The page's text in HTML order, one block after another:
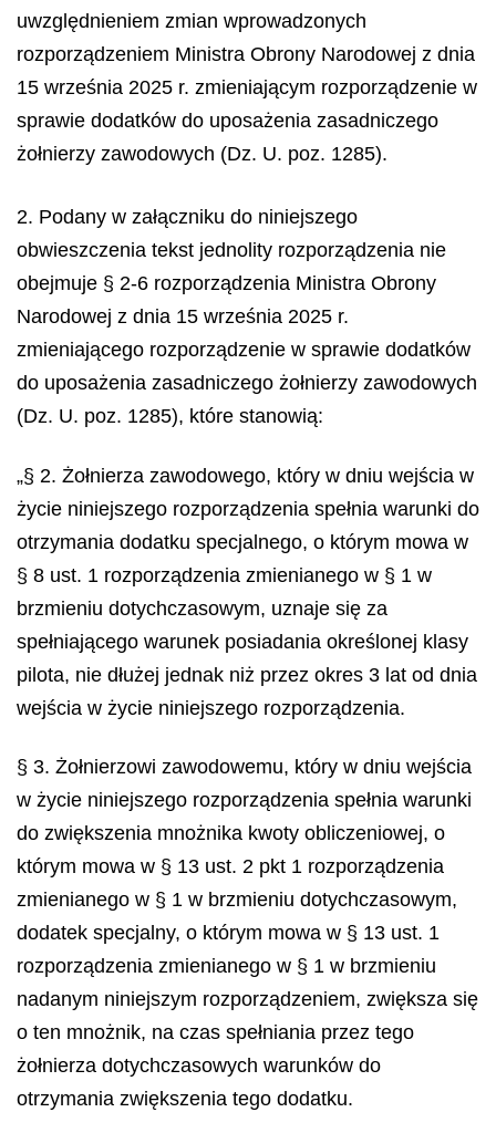
uwzględnieniem zmian wprowadzonych
rozporządzeniem Ministra Obrony Narodowej z dnia
15 września 2025 r. zmieniającym rozporządzenie w
sprawie dodatków do uposażenia zasadniczego
żołnierzy zawodowych (Dz. U. poz. 1285).
2. Podany w załączniku do niniejszego
obwieszczenia tekst jednolity rozporządzenia nie
obejmuje § 2-6 rozporządzenia Ministra Obrony
Narodowej z dnia 15 września 2025 r.
zmieniającego rozporządzenie w sprawie dodatków
do uposażenia zasadniczego żołnierzy zawodowych
(Dz. U. poz. 1285), które stanowią:
„§ 2. Żołnierza zawodowego, który w dniu wejścia w
życie niniejszego rozporządzenia spełnia warunki do
otrzymania dodatku specjalnego, o którym mowa w
§ 8 ust. 1 rozporządzenia zmienianego w § 1 w
brzmieniu dotychczasowym, uznaje się za
spełniającego warunek posiadania określonej klasy
pilota, nie dłużej jednak niż przez okres 3 lat od dnia
wejścia w życie niniejszego rozporządzenia.
§ 3. Żołnierzowi zawodowemu, który w dniu wejścia
w życie niniejszego rozporządzenia spełnia warunki
do zwiększenia mnożnika kwoty obliczeniowej, o
którym mowa w § 13 ust. 2 pkt 1 rozporządzenia
zmienianego w § 1 w brzmieniu dotychczasowym,
dodatek specjalny, o którym mowa w § 13 ust. 1
rozporządzenia zmienianego w § 1 w brzmieniu
nadanym niniejszym rozporządzeniem, zwiększa się
o ten mnożnik, na czas spełniania przez tego
żołnierza dotychczasowych warunków do
otrzymania zwiększenia tego dodatku.